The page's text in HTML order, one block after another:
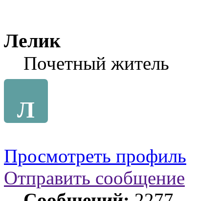
Лелик
Почетный житель
Л
Просмотреть профиль
Отправить сообщение